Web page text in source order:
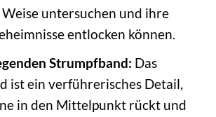
untersuchen und ihre
entlocken können.
Strumpfband: Das
ist ein verführerisches Detail,
in den Mittelpunkt rückt und